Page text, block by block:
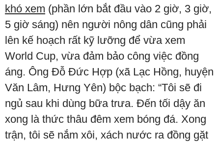
khó xem (phần lớn bắt đầu vào 2 giờ, 3 giờ,
5 giờ sáng) nên người nông dân cũng phải
lên kế hoạch rất kỹ lưỡng để vừa xem
World Cup, vừa đảm bảo công việc đồng
áng. Ông Đỗ Đức Hợp (xã Lạc Hồng, huyện
Văn Lâm, Hưng Yên) bộc bạch: “Tôi sẽ đi
ngủ sau khi dùng bữa trưa. Đến tối dậy ăn
xong là thức thâu đêm xem bóng đá. Xong
trận, tôi sẽ nắm xôi, xách nước ra đồng gặt